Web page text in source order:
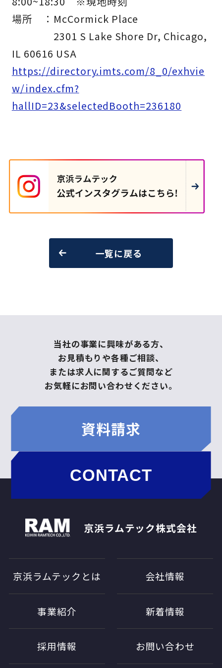
場所 ：McCormick Place
2301 S Lake Shore Dr, Chicago,
IL 60616 USA
https://directory.imts.com/8_0/exhvie
w/index.cfm?
hallID=23&selectedBooth=236180
一覧に戻る
当社の事業に興味がある方、
お見積もりや各種ご相談、
または求人に関するご質問など
お気軽にお問い合わせください。
資料請求
CONTACT
京浜ラムテック株式会社
京浜ラムテックとは 会社情報
事業紹介 新着情報
採用情報 お問い合わせ